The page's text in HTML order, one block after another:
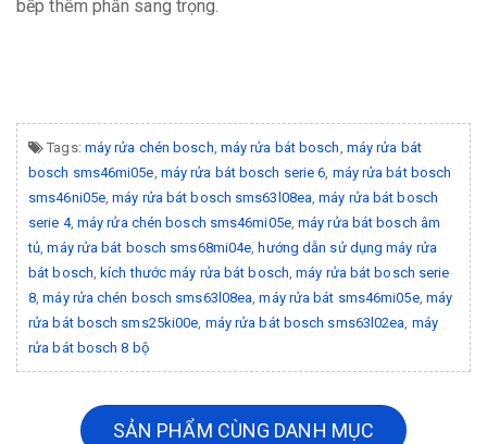
bếp thêm phần sang trọng.
Tags: máy rửa chén bosch máy rửa bát bosch máy rửa bát
bosch sms46mi05e máy rửa bát bosch serie 6 máy rửa bát bosch
sms46ni05e ,máy rửa bát bosch sms63l08ea ,máy rửa bát bosch
serie 4, máy rửa chén bosch sms46mi05e,máy rửa bát bosch âm
tủ ,máy rửa bát bosch sms68mi04e ,hướng dẫn sử dụng máy rửa
bát bosch ,kích thước máy rửa bát bosch ,máy rửa bát bosch serie
8 ,máy rửa chén bosch sms63l08ea ,máy rửa bát sms46mi05e, máy
rửa bát bosch sms25ki00e máy rửa bát bosch sms63l02ea máy
rửa bát bosch 8 bộ
SẢN PHẨM CÙNG DANH MỤC